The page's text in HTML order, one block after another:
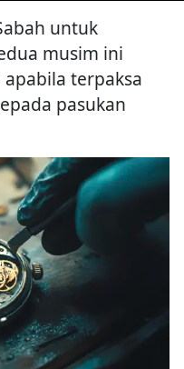
untuk
musim ini
terpaksa
pasukan